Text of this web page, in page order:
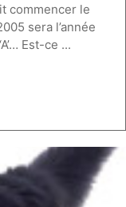
commencer le
sera l’année
Est-ce ...